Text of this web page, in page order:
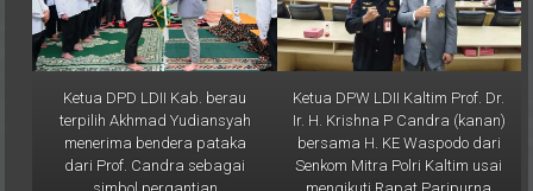
Ketua DPD LDII Kab. berau
terpilih Akhmad Yudiansyah
menerima bendera pataka
dari Prof. Candra sebagai
Ketua DPW LDII Kaltim Prof. Dr.
Ir. H. Krishna P Candra (kanan)
bersama H. KE Waspodo dari
Senkom Mitra Polri Kaltim usai